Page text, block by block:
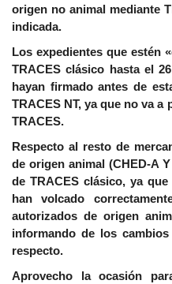
origen no animal mediante
indicada.
Los expedientes que estén
TRACES clásico hasta el
hayan firmado antes de
TRACES NT, ya que no va
TRACES.
Respecto al resto de
de origen animal (CHED-A
de TRACES clásico, ya
han volcado
autorizados de origen
informando de los
respecto.
Aprovecho la ocasión